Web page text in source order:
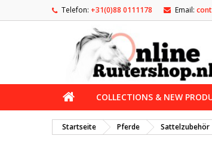
Telefon: +31(0)88 0111178 Email:
COLLECTIONS & NEW
Startseite Pferde Sattelzubehör